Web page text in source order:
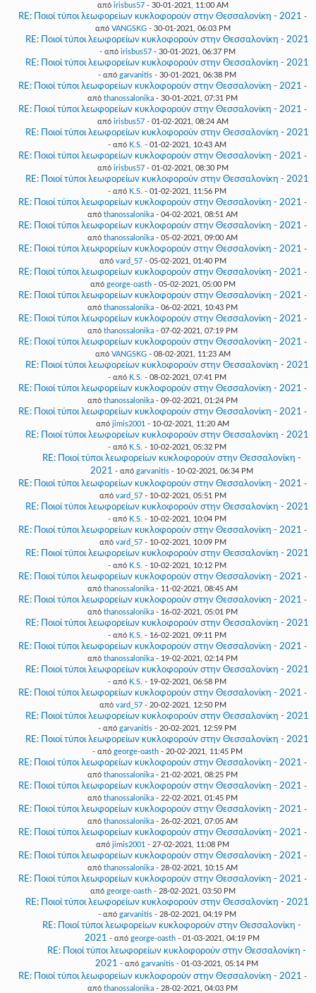
από irisbus57- 30-01-2021, 11:00 AM
RE: Ποιοί τύποι λεωφορείων κυκλοφορούν στην Θεσσαλονίκη - 2021 -
από VANGSKG- 30-01-2021, 06:03 PM
RE: Ποιοί τύποι λεωφορείων κυκλοφορούν στην Θεσσαλονίκη - 2021
- από irisbus57- 30-01-2021, 06:37 PM
RE: Ποιοί τύποι λεωφορείων κυκλοφορούν στην Θεσσαλονίκη - 2021
- από garvanitis - 30-01-2021, 06:38 PM
RE: Ποιοί τύποι λεωφορείων κυκλοφορούν στην Θεσσαλονίκη - 2021 -
από thanossalonika - 30-01-2021, 07:31 PM
RE: Ποιοί τύποι λεωφορείων κυκλοφορούν στην Θεσσαλονίκη - 2021 -
από irisbus57- 01-02-2021, 08:24 AM
RE: Ποιοί τύποι λεωφορείων κυκλοφορούν στην Θεσσαλονίκη - 2021
- από K.S. - 01-02-2021, 10:43 AM
RE: Ποιοί τύποι λεωφορείων κυκλοφορούν στην Θεσσαλονίκη - 2021 -
από irisbus57- 01-02-2021, 08:30 PM
RE: Ποιοί τύποι λεωφορείων κυκλοφορούν στην Θεσσαλονίκη - 2021
- από K.S. - 01-02-2021, 11:56 PM
RE: Ποιοί τύποι λεωφορείων κυκλοφορούν στην Θεσσαλονίκη - 2021 -
από thanossalonika - 04-02-2021, 08:51 AM
RE: Ποιοί τύποι λεωφορείων κυκλοφορούν στην Θεσσαλονίκη - 2021 -
από thanossalonika - 05-02-2021, 09:00 AM
RE: Ποιοί τύποι λεωφορείων κυκλοφορούν στην Θεσσαλονίκη - 2021 -
από vard_57- 05-02-2021, 01:40 PM
RE: Ποιοί τύποι λεωφορείων κυκλοφορούν στην Θεσσαλονίκη - 2021 -
από george-oasth- 05-02-2021, 05:00 PM
RE: Ποιοί τύποι λεωφορείων κυκλοφορούν στην Θεσσαλονίκη - 2021 -
από thanossalonika - 06-02-2021, 10:43 PM
RE: Ποιοί τύποι λεωφορείων κυκλοφορούν στην Θεσσαλονίκη - 2021 -
από thanossalonika - 07-02-2021, 07:19 PM
RE: Ποιοί τύποι λεωφορείων κυκλοφορούν στην Θεσσαλονίκη - 2021 -
από VANGSKG- 08-02-2021, 11:23 AM
RE: Ποιοί τύποι λεωφορείων κυκλοφορούν στην Θεσσαλονίκη - 2021
- από K.S. - 08-02-2021, 07:41 PM
RE: Ποιοί τύποι λεωφορείων κυκλοφορούν στην Θεσσαλονίκη - 2021 -
από thanossalonika - 09-02-2021, 01:24 PM
RE: Ποιοί τύποι λεωφορείων κυκλοφορούν στην Θεσσαλονίκη - 2021 -
από jimis2001 - 10-02-2021, 11:20 AM
RE: Ποιοί τύποι λεωφορείων κυκλοφορούν στην Θεσσαλονίκη - 2021
- από K.S. - 10-02-2021, 05:32 PM
RE: Ποιοί τύποι λεωφορείων κυκλοφορούν στην Θεσσαλονίκη -
2021 - από garvanitis - 10-02-2021, 06:34 PM
RE: Ποιοί τύποι λεωφορείων κυκλοφορούν στην Θεσσαλονίκη - 2021 -
από vard_57- 10-02-2021, 05:51 PM
RE: Ποιοί τύποι λεωφορείων κυκλοφορούν στην Θεσσαλονίκη - 2021
- από K.S. - 10-02-2021, 10:04 PM
RE: Ποιοί τύποι λεωφορείων κυκλοφορούν στην Θεσσαλονίκη - 2021 -
από vard_57- 10-02-2021, 10:09 PM
RE: Ποιοί τύποι λεωφορείων κυκλοφορούν στην Θεσσαλονίκη - 2021
- από K.S. - 10-02-2021, 10:12 PM
RE: Ποιοί τύποι λεωφορείων κυκλοφορούν στην Θεσσαλονίκη - 2021 -
από thanossalonika - 11-02-2021, 08:45 AM
RE: Ποιοί τύποι λεωφορείων κυκλοφορούν στην Θεσσαλονίκη - 2021 -
από thanossalonika - 16-02-2021, 05:01 PM
RE: Ποιοί τύποι λεωφορείων κυκλοφορούν στην Θεσσαλονίκη - 2021
- από K.S. - 16-02-2021, 09:11 PM
RE: Ποιοί τύποι λεωφορείων κυκλοφορούν στην Θεσσαλονίκη - 2021 -
από thanossalonika - 19-02-2021, 02:14 PM
RE: Ποιοί τύποι λεωφορείων κυκλοφορούν στην Θεσσαλονίκη - 2021
- από K.S. - 19-02-2021, 06:58 PM
RE: Ποιοί τύποι λεωφορείων κυκλοφορούν στην Θεσσαλονίκη - 2021 -
από vard_57- 20-02-2021, 12:50 PM
RE: Ποιοί τύποι λεωφορείων κυκλοφορούν στην Θεσσαλονίκη - 2021
- από garvanitis - 20-02-2021, 12:59 PM
RE: Ποιοί τύποι λεωφορείων κυκλοφορούν στην Θεσσαλονίκη - 2021
- από george-oasth- 20-02-2021, 11:45 PM
RE: Ποιοί τύποι λεωφορείων κυκλοφορούν στην Θεσσαλονίκη - 2021 -
από thanossalonika - 21-02-2021, 08:25 PM
RE: Ποιοί τύποι λεωφορείων κυκλοφορούν στην Θεσσαλονίκη - 2021 -
από thanossalonika - 22-02-2021, 01:45 PM
RE: Ποιοί τύποι λεωφορείων κυκλοφορούν στην Θεσσαλονίκη - 2021 -
από thanossalonika - 26-02-2021, 07:05 AM
RE: Ποιοί τύποι λεωφορείων κυκλοφορούν στην Θεσσαλονίκη - 2021 -
από jimis2001 - 27-02-2021, 11:08 PM
RE: Ποιοί τύποι λεωφορείων κυκλοφορούν στην Θεσσαλονίκη - 2021 -
από thanossalonika - 28-02-2021, 10:15 AM
RE: Ποιοί τύποι λεωφορείων κυκλοφορούν στην Θεσσαλονίκη - 2021 -
από george-oasth- 28-02-2021, 03:50 PM
RE: Ποιοί τύποι λεωφορείων κυκλοφορούν στην Θεσσαλονίκη - 2021
- από garvanitis - 28-02-2021, 04:19 PM
RE: Ποιοί τύποι λεωφορείων κυκλοφορούν στην Θεσσαλονίκη -
2021 - από george-oasth- 01-03-2021, 04:19 PM
RE: Ποιοί τύποι λεωφορείων κυκλοφορούν στην Θεσσαλονίκη -
2021 - από garvanitis- 01-03-2021, 05:14 PM
RE: Ποιοί τύποι λεωφορείων κυκλοφορούν στην Θεσσαλονίκη - 2021 -
από thanossalonika - 28-02-2021, 04:03 PM